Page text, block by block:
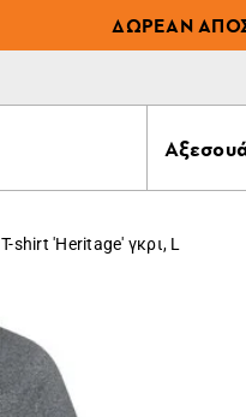
ΔΩΡΕΆΝ
T-shirt 'Heritage' γκρι, L